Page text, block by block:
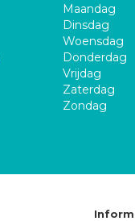
Maandag
Dinsdag
Woensdag
Donderdag
Vrijdag
Zaterdag
Zondag